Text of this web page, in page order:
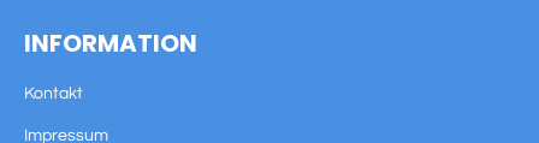
INFORMATION
Kontakt
Impressum